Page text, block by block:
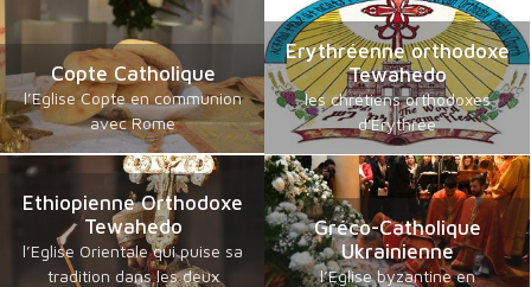
Copte Catholique
l’Eglise Copte en communion
avec Rome
Erythréenne orthodoxe
Tewahedo
les chrétiens orthodoxes
d'Erythrée
Ethiopienne Orthodoxe
Tewahedo
l’Eglise Orientale qui puise sa
tradition dans les deux
Gréco-Catholique
Ukrainienne
l’Eglise byzantine en